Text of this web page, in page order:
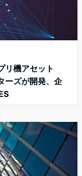
リ機アセット
ーズが開発、企